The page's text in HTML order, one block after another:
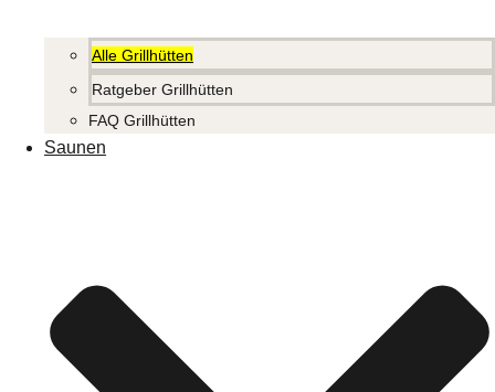
Alle Grillhütten
Ratgeber Grillhütten
FAQ Grillhütten
Saunen